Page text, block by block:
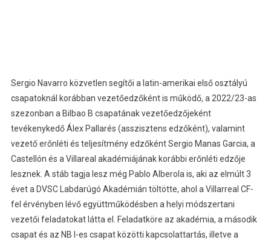
Sergio Navarro közvetlen segítői a latin-amerikai első osztályú
csapatoknál korábban vezetőedzőként is működő, a 2022/23-as
szezonban a Bilbao B csapatának vezetőedzőjeként
tevékenykedő Álex Pallarés (asszisztens edzőként), valamint
vezető erőnléti és teljesítmény edzőként Sergio Manas Garcia, a
Castellón és a Villareal akadémiájának korábbi erőnléti edzője
lesznek. A stáb tagja lesz még Pablo Alberola is, aki az elmúlt 3
évet a DVSC Labdarúgó Akadémián töltötte, ahol a Villarreal CF-
fel érvényben lévő együttműködésben a helyi módszertani
vezetői feladatokat látta el. Feladatköre az akadémia, a második
csapat és az NB I-es csapat közötti kapcsolattartás, illetve a